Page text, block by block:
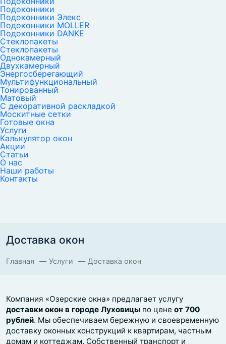
Подоконники
Подоконники Элекс
Подоконники MOLLER
Подоконники DANKE
Стеклопакеты
Стеклопакеты
Однокамерный
Двухкамерный
Энергосберегающий
Мультифункциональный
Тонированный
Матовый
С декоративной раскладкой
Москитные сетки
Готовые окна
Услуги
Калькулятор окон
Акции
Статьи
О нас
Наши работы
Контакты
Доставка окон
Главная Услуги Доставка окон
Компания «Озерские окна» предлагает услугу
доставки окон в городе Луховицы по цене от 700
рублей. Мы обеспечиваем бережную и своевременную
доставку оконных конструкций к квартирам, частным
домам и коттеджам. Собственный транспорт и